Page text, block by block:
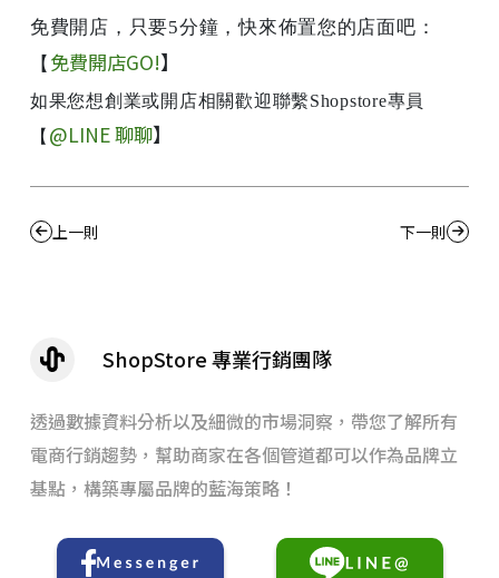
免費開店，只要5分鐘，快來佈置您的店面吧：
【 免費開店GO!】
如果您想創業或開店相關歡迎聯繫Shopstore專員
【 @LINE 聊聊】
上一則 下一則
ShopStore 專業行銷團隊
透過數據資料分析以及細微的市場洞察，帶您了解所有
電商行銷趨勢，幫助商家在各個管道都可以作為品牌立
基點，構築專屬品牌的藍海策略！